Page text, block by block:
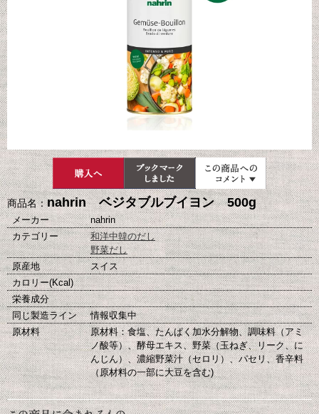
商品名：nahrin ベジタブルブイヨン 500g
メーカー
nahrin
カテゴリー
和洋中韓のだし
野菜だし
原産地
スイス
カロリー(Kcal)
栄養成分
同じ製造ライン
情報収集中
原材料
原材料：食塩、たんぱく加水分解物、調味料（アミ
ノ酸等）、酵母エキス、野菜（玉ねぎ、リーク、に
んじん）、濃縮野菜汁（セロリ）、パセリ、香辛料
（原材料の一部に大豆を含む)